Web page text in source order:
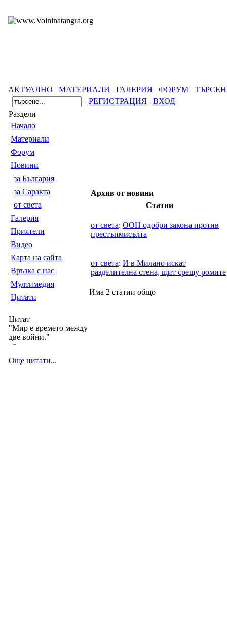
АКТУАЛНО МАТЕРИАЛИ ГАЛЕРИЯ ФОРУМ
РЕГИСТРАЦИЯ
ВХОД
Раздели
Началo
Материали
Форум
Новини
за България
за Саракта
от света
Галерия
Приятели
Видео
Карта на сайта
Връзка с нас
Мултимедия
Цитати
Цитат
"Мир е времето между
две войни."
--
Още цитати...
Архив от новини
Статии
от света: ООН одобри закона против
престъпмисълта
от света: И в Милано искат
разделителна стена, щит срещу ромите
Има 2 статии общо